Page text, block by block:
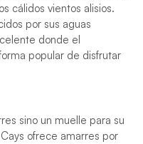
cálidos vientos alisios.
por sus aguas
donde el
popular de disfrutar
sino un muelle para su
ofrece amarres por